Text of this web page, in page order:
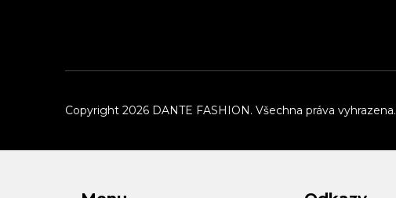
Copyright 2026 DANTE FASHION . Všechna práva vyhrazena.